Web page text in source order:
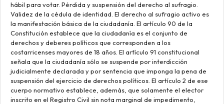
hábil para votar. Pérdida y suspensión del derecho al sufragio.
Validez de la cédula de identidad. El derecho al sufragio activo es
la manifestación básica de la ciudadanía. El artículo 90 de la
Constitución establece que la ciudadanía es el conjunto de
derechos y deberes políticos que corresponden a los
costarricenses mayores de 18 años. El artículo 91 constitucional
señala que la ciudadanía sólo se suspende por interdicción
judicialmente declarada y por sentencia que imponga la pena de
suspensión del ejercicio de derechos políticos. El artículo 2 de ese
cuerpo normativo establece, además, que solamente el elector
inscrito en el Registro Civil sin nota marginal de impedimento,